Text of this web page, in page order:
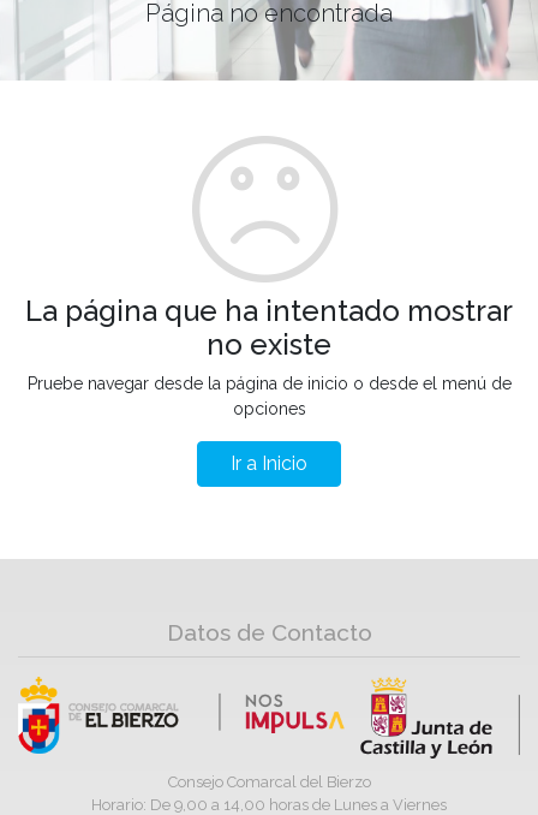
Página no encontrada
La página que ha intentado mostrar
no existe
Pruebe navegar desde la página de inicio o desde el menú de
opciones
Ir a Inicio
Datos de Contacto
Consejo Comarcal del Bierzo
Horario: De 9,00 a 14,00 horas de Lunes a Viernes